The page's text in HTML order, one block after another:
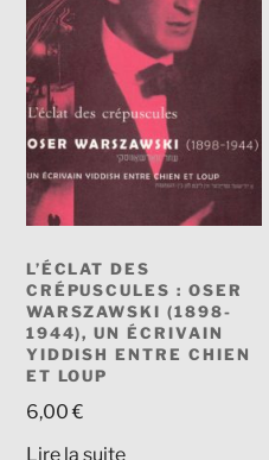
L’ÉCLAT DES
CRÉPUSCULES : OSER
WARSZAWSKI (1898-
1944), UN ÉCRIVAIN
YIDDISH ENTRE CHIEN
ET LOUP
6,00€
Lire la suite